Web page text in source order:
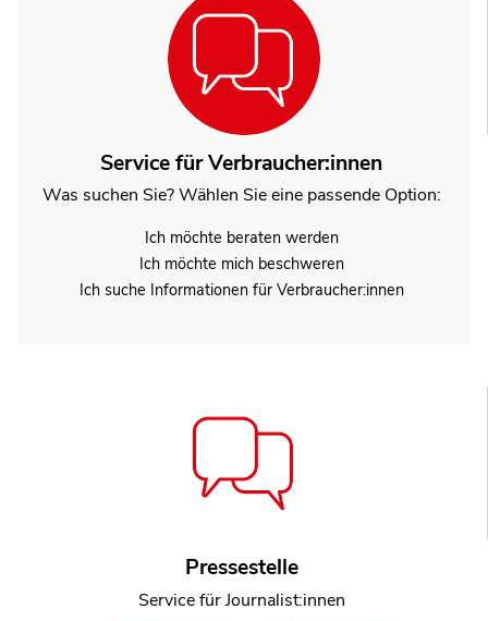
Service für Verbraucher:innen
Was suchen Sie? Wählen Sie eine passende Option:
Ich möchte beraten werden
Ich möchte mich beschweren
Ich suche Informationen für Verbraucher:innen
Pressestelle
Service für Journalist:innen